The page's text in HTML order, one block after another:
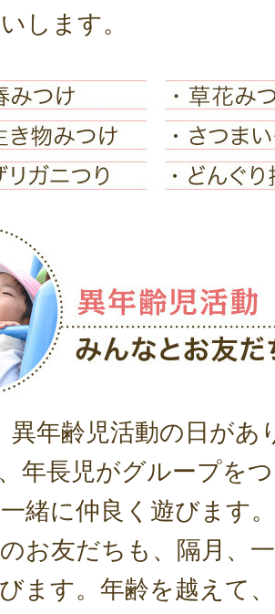
します。
異年齢児活動の日があ
年長児がグループを
緒に仲良く遊びます
お友だちも、隔月、
ます。年齢を越えて